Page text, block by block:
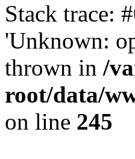
Stack trace:
'Unknown:
thrown in /
root/data/
on line 245